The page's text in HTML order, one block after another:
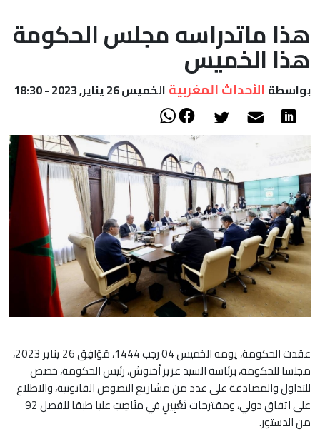
أعمدة
هذا ماتدراسه مجلس الحكومة
هذا الخميس
بواسطة الأحداث المغربية الخميس 26 يناير, 2023 - 18:30
عقدت الحكومة، يومه الخميس 04 رجب 1444، مُوَافِق 26 يناير 2023،
مجلسا للحكومة، برئاسة السيد عزيز أخنوش، رئيس الحكومة، خصص
للتداول والمصادقة على عدد من مشاريع النصوص القانونية، والاطلاع
على اتفاق دولي، ومقترحات تَعْيِينٍ في منَاصِبَ عليا طبقا للفصل 92
من الدستور.